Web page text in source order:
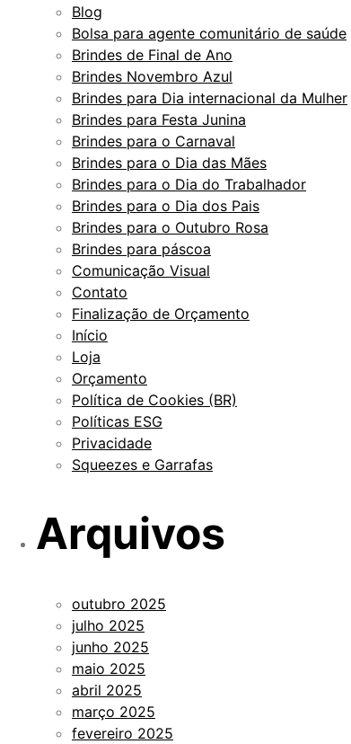
Blog
Bolsa para agente comunitário de saúde
Brindes de Final de Ano
Brindes Novembro Azul
Brindes para Dia internacional da Mulher
Brindes para Festa Junina
Brindes para o Carnaval
Brindes para o Dia das Mães
Brindes para o Dia do Trabalhador
Brindes para o Dia dos Pais
Brindes para o Outubro Rosa
Brindes para páscoa
Comunicação Visual
Contato
Finalização de Orçamento
Início
Loja
Orçamento
Política de Cookies (BR)
Políticas ESG
Privacidade
Squeezes e Garrafas
Arquivos
outubro 2025
julho 2025
junho 2025
maio 2025
abril 2025
março 2025
fevereiro 2025